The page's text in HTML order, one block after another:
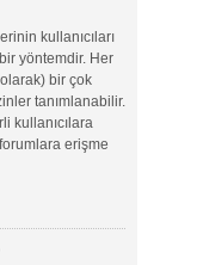
kullanıcıları
yöntemdir. Her
olarak) bir çok
tanımlanabilir.
kullanıcılara
erişme